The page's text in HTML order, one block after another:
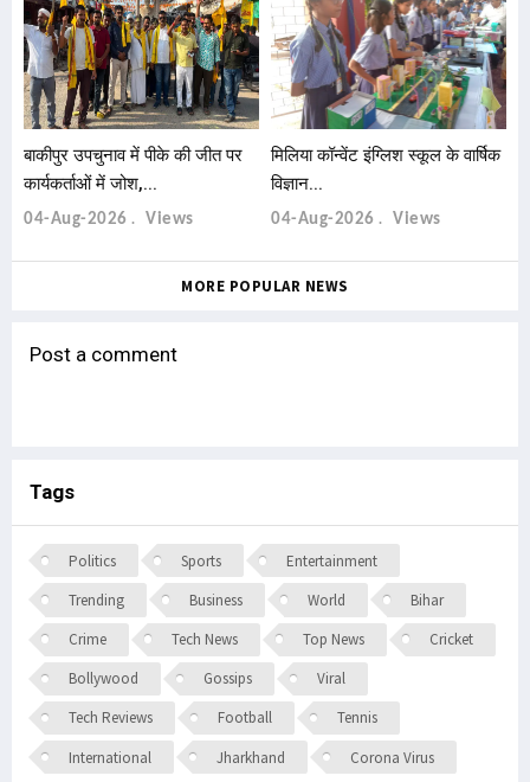
बाकीपुर उपचुनाव में पीके की जीत पर
कार्यकर्ताओं में जोश,...
04-Aug-2026 Views
मिलिया कॉन्वेंट इंग्लिश स्कूल के वार्षिक
विज्ञान...
04-Aug-2026 Views
MORE POPULAR NEWS
Post a comment
Tags
Politics Sports
Entertainment
Trending
Business World
Bihar
Crime
Tech News Top News
Cricket
Bollywood
Gossips
Viral
Tech Reviews
Football
Tennis
International
Jharkhand Corona Virus